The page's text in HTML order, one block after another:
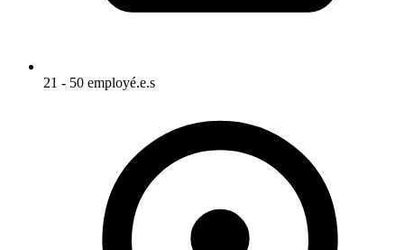
21 - 50 employé.e.s